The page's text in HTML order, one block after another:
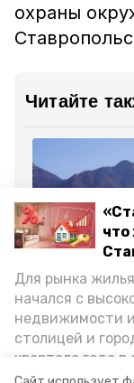
Для рынка
начался с
недвижимости
столицей и
квартале года
городах и
охраны
Читайте
Общество
13 марта , 15:09
условного
провели в
округе
Все новости